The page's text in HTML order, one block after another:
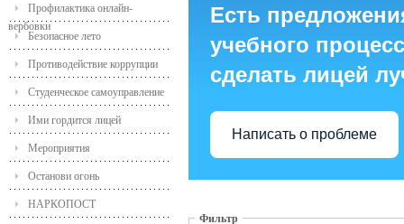
Профилактика онлайн-
вербовки
Безопасное лето
Противодействие коррупции
Студенческое самоуправление
Ими гордится лицей
Мероприятия
Останови огонь
НАРКОПОСТ
Есть
учебного
сделать лицей
Написать о проблеме
Фильтр